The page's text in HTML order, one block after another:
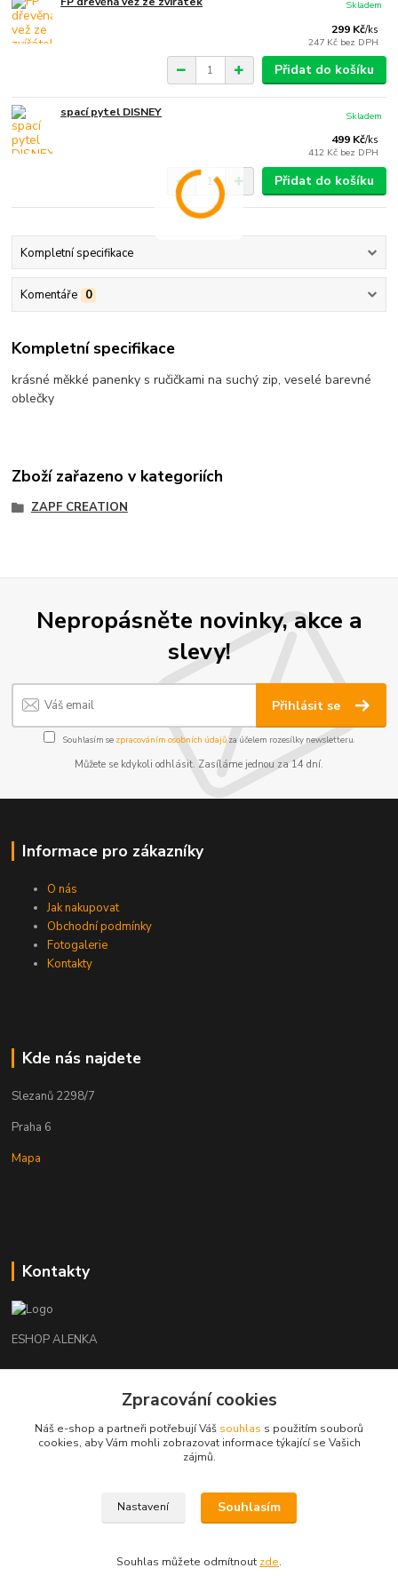
299 Kč/ks
247 Kč bez DPH
Skladem
Přidat do košíku
spací pytel DISNEY
499 Kč/ks
412 Kč bez DPH
Skladem
Přidat do košíku
Kompletní specifikace
Komentáře 0
Kompletní specifikace
krásné měkké panenky s ručičkami na suchý zip, veselé barevné
oblečky
Zboží zařazeno v kategoriích
ZAPF CREATION
Nepropásněte novinky, akce a
slevy!
Přihlásit se
Souhlasím se zpracováním osobních údajůza účelem rozesílky newsletteru.
Můžete se kdykoli odhlásit. Zasíláme jednou za 14 dní.
Informace pro zákazníky
O nás
Jak nakupovat
Obchodní podmínky
Fotogalerie
Kontakty
Kde nás najdete
Slezanů 2298/7
Praha 6
Mapa
Kontakty
ESHOP ALENKA
+420602541312
orechovka@inmes.cz
Zpracování cookies
Náš e-shop a partneři potřebují Váš souhlas s použitím souborů
cookies, aby Vám mohli zobrazovat informace týkající se Vašich
zájmů.
Nastavení Souhlasím
Souhlas můžete odmítnout zde.